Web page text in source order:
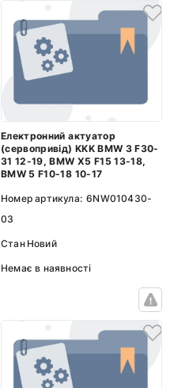
Електронний актуатор
(сервопривід) KKK BMW 3 F30-
31 12-19, BMW X5 F15 13-18,
BMW 5 F10-18 10-17
Номер артикула: 6NW010430-
03
Стан Новий
Немає в наявності